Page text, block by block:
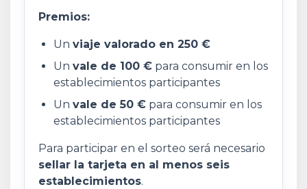
Premios:
Un viaje valorado en 250 €
Un vale de 100 € para consumir en los
establecimientos participantes
Un vale de 50 € para consumir en los
establecimientos participantes
Para participar en el sorteo será necesario
sellar la tarjeta en al menos seis
establecimientos.